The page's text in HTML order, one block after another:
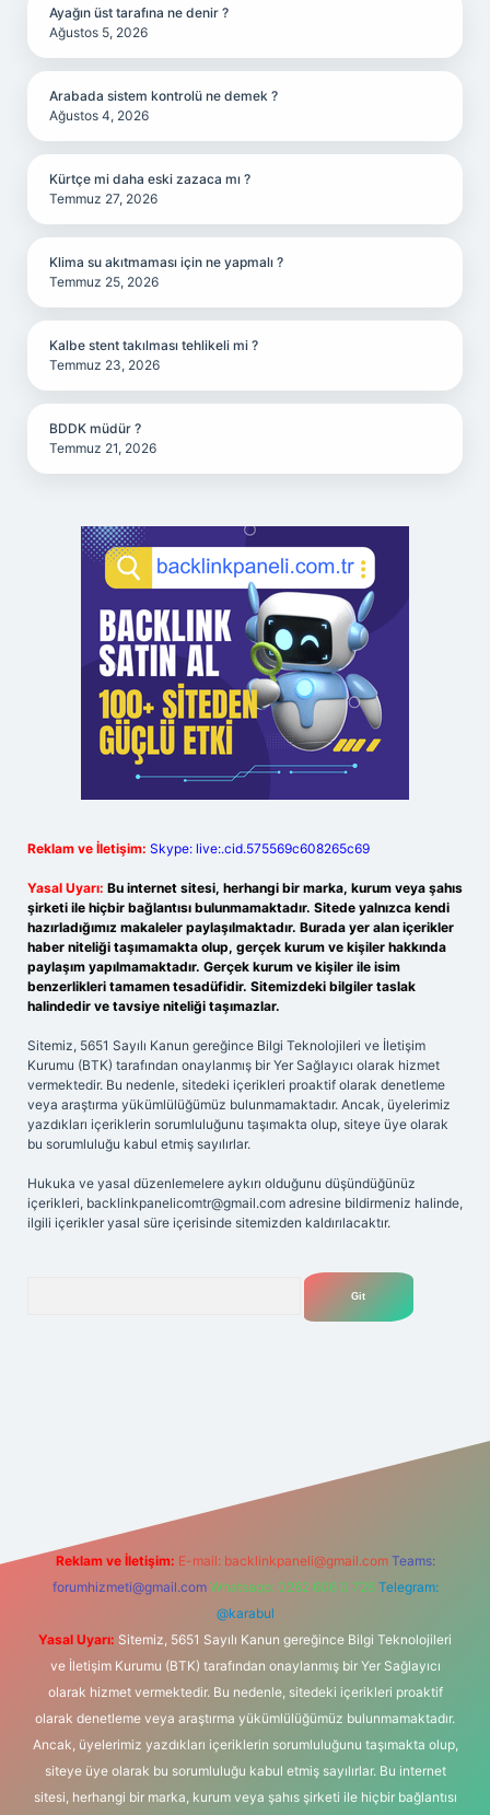
Ayağın üst tarafına ne denir ?
Ağustos 5, 2026
Arabada sistem kontrolü ne demek ?
Ağustos 4, 2026
Kürtçe mi daha eski zazaca mı ?
Temmuz 27, 2026
Klima su akıtmaması için ne yapmalı ?
Temmuz 25, 2026
Kalbe stent takılması tehlikeli mi ?
Temmuz 23, 2026
BDDK müdür ?
Temmuz 21, 2026
Reklam ve İletişim: Skype: live:.cid.575569c608265c69
Yasal Uyarı: Bu internet sitesi, herhangi bir marka, kurum veya şahıs
şirketi ile hiçbir bağlantısı bulunmamaktadır. Sitede yalnızca kendi
hazırladığımız makaleler paylaşılmaktadır. Burada yer alan içerikler
haber niteliği taşımamakta olup, gerçek kurum ve kişiler hakkında
paylaşım yapılmamaktadır. Gerçek kurum ve kişiler ile isim
benzerlikleri tamamen tesadüfidir. Sitemizdeki bilgiler taslak
halindedir ve tavsiye niteliği taşımazlar.
Sitemiz, 5651 Sayılı Kanun gereğince Bilgi Teknolojileri ve İletişim
Kurumu (BTK) tarafından onaylanmış bir Yer Sağlayıcı olarak hizmet
vermektedir. Bu nedenle, sitedeki içerikleri proaktif olarak denetleme
veya araştırma yükümlülüğümüz bulunmamaktadır. Ancak, üyelerimiz
yazdıkları içeriklerin sorumluluğunu taşımakta olup, siteye üye olarak
bu sorumluluğu kabul etmiş sayılırlar.
Hukuka ve yasal düzenlemelere aykırı olduğunu düşündüğünüz
içerikleri, backlinkpanelicomtr@gmail.com adresine bildirmeniz halinde,
ilgili içerikler yasal süre içerisinde sitemizden kaldırılacaktır.
Reklam ve İletişim: E-mail: backlinkpaneli@gmail.com Teams:
forumhizmeti@gmail.com Whatsapp: 0262 606 0 726 Telegram:
@karabul
Yasal Uyarı: Sitemiz, 5651 Sayılı Kanun gereğince Bilgi Teknolojileri
ve İletişim Kurumu (BTK) tarafından onaylanmış bir Yer Sağlayıcı
olarak hizmet vermektedir. Bu nedenle, sitedeki içerikleri proaktif
olarak denetleme veya araştırma yükümlülüğümüz bulunmamaktadır.
Ancak, üyelerimiz yazdıkları içeriklerin sorumluluğunu taşımakta olup,
siteye üye olarak bu sorumluluğu kabul etmiş sayılırlar. Bu internet
sitesi, herhangi bir marka, kurum veya şahıs şirketi ile hiçbir bağlantısı